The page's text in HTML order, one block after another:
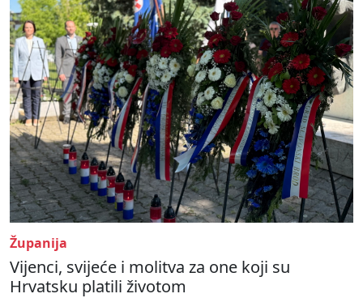
Županija
Vijenci, svijeće i molitva za one koji su
Hrvatsku platili životom